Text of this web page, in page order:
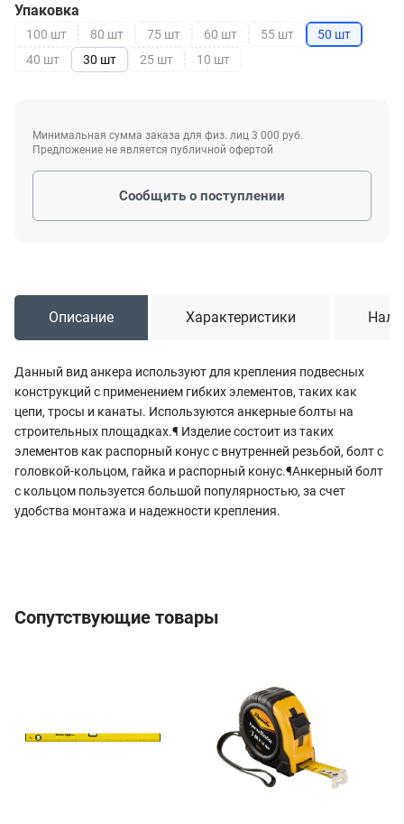
Упаковка
100 шт 80 шт 75 шт 60 шт 55 шт
50 шт
40 шт
30 шт 25 шт 10 шт
Минимальная сумма заказа для физ. лиц 3 000 руб.
Предложение не является публичной офертой
Сообщить о поступлении
Описание Характеристики
Данный вид анкера используют для крепления подвесных
конструкций с применением гибких элементов, таких как
цепи, тросы и канаты. Используются анкерные болты на
строительных площадках.¶ Изделие состоит из таких
элементов как распорный конус с внутренней резьбой, болт с
головкой-кольцом, гайка и распорный конус.¶Анкерный болт
с кольцом пользуется большой популярностью, за счет
удобства монтажа и надежности крепления.
Сопутствующие товары